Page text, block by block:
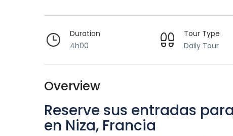
Duration
4h00
Tour Type
Daily Tour
Overview
Reserve sus entradas
en Niza, Francia